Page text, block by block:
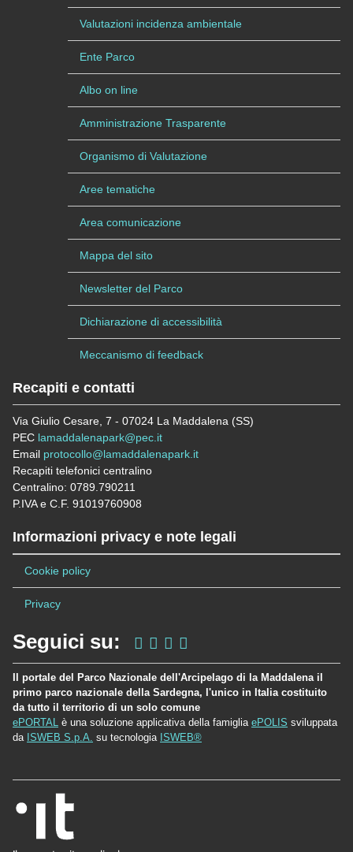
Valutazioni incidenza ambientale
Ente Parco
Albo on line
Amministrazione Trasparente
Organismo di Valutazione
Aree tematiche
Area comunicazione
Mappa del sito
Newsletter del Parco
Dichiarazione di accessibilità
Meccanismo di feedback
Recapiti e contatti
Via Giulio Cesare, 7 - 07024 La Maddalena (SS)
PEC lamaddalenapark@pec.it
Email protocollo@lamaddalenapark.it
Recapiti telefonici centralino
Centralino: 0789.790211
P.IVA e C.F. 91019760908
Informazioni privacy e note legali
Cookie policy
Privacy
Seguici su:
Il portale del Parco Nazionale dell'Arcipelago di la Maddalena il
primo parco nazionale della Sardegna, l'unico in Italia costituito
da tutto il territorio di un solo comune
ePORTAL
è una soluzione applicativa della famiglia ePOLIS sviluppata
da ISWEB S.p.A. su tecnologia ISWEB®